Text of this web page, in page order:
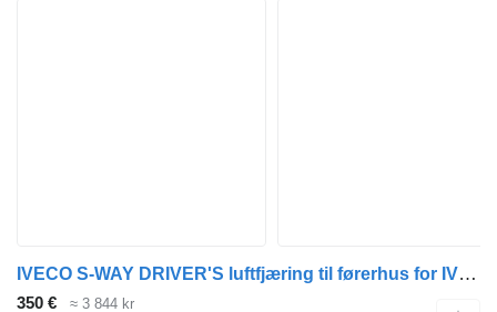
IVECO S-WAY DRIVER'S luftfjæring til førerhus for IVECO S-WAY trekkvogn
350 € ≈ 3 844 kr